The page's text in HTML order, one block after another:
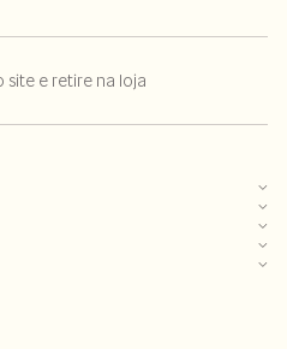
site e retire na loja